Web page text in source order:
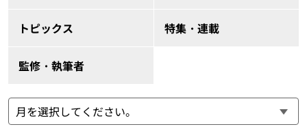
トピックス 特集・連載
監修・執筆者